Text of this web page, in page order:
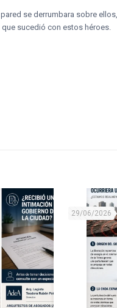
se derrumbara sobre
que sucedió con estos héroes.
29/06/2026